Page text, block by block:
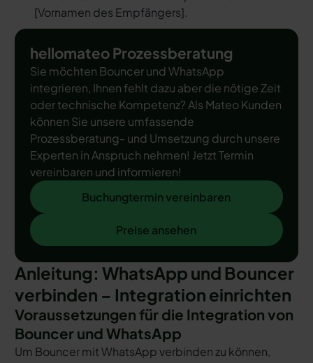
[Vornamen des Empfängers].
hellomateo Prozessberatung
Sie möchten Bouncer und WhatsApp
integrieren, Ihnen fehlt dazu aber die nötige Zeit
oder technische Kompetenz? Als Mateo Kunden
können Sie unsere umfassende
Prozessberatung- und Umsetzung durch unsere
Experten in Anspruch nehmen! Jetzt Termin
vereinbaren und informieren!
Buchungtermin vereinbaren
Buchungtermin vereinbaren
Preise ansehen
Preise ansehen
Anleitung: WhatsApp und Bouncer
verbinden – Integration einrichten
Voraussetzungen für die Integration von
Bouncer und WhatsApp
Um Bouncer mit WhatsApp verbinden zu können,